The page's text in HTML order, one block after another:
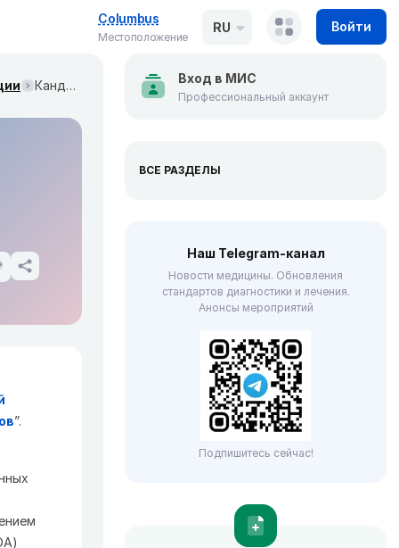
Columbus
Местоположение
RU Войти
Кандесартан показал себя как безопасный и эффективный вариант профилактики мигрени у подростков (Headache, январь 2024)
”.
Вход в МИС
Профессиональный аккаунт
ВСЕ РАЗДЕЛЫ
Наш Telegram-канал
Новости медицины. Обновления
стандартов диагностики и лечения.
Анонсы мероприятий
Подпишитесь сейчас!